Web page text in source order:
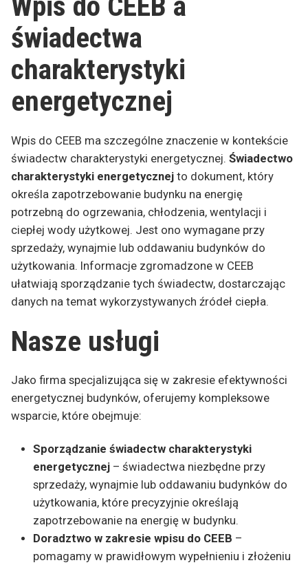
świadectwa
charakterystyki
energetycznej
Wpis do CEEB ma szczególne znaczenie w kontekście
świadectw charakterystyki energetycznej. Świadectwo
charakterystyki energetycznej to dokument, który
określa zapotrzebowanie budynku na energię
potrzebną do ogrzewania, chłodzenia, wentylacji i
ciepłej wody użytkowej. Jest ono wymagane przy
sprzedaży, wynajmie lub oddawaniu budynków do
użytkowania. Informacje zgromadzone w CEEB
ułatwiają sporządzanie tych świadectw, dostarczając
danych na temat wykorzystywanych źródeł ciepła.
Nasze usługi
Jako firma specjalizująca się w zakresie efektywności
energetycznej budynków, oferujemy kompleksowe
wsparcie, które obejmuje:
Sporządzanie świadectw charakterystyki
energetycznej – świadectwa niezbędne przy
sprzedaży, wynajmie lub oddawaniu budynków do
użytkowania, które precyzyjnie określają
zapotrzebowanie na energię w budynku.
Doradztwo w zakresie wpisu do CEEB –
pomagamy w prawidłowym wypełnieniu i złożeniu